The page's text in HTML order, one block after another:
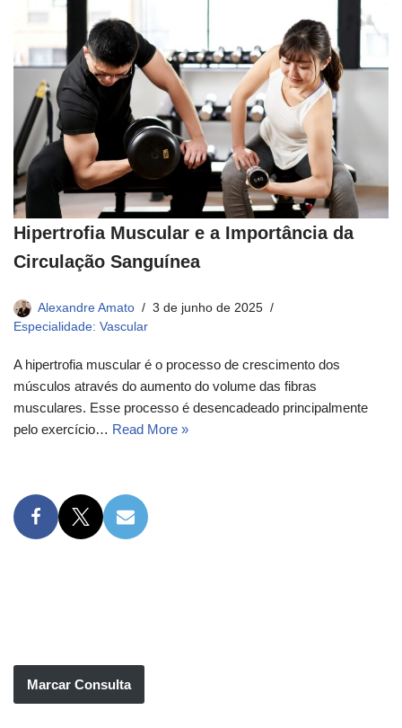
Hipertrofia Muscular e a Importância da
Circulação Sanguínea
Alexandre Amato
3 de junho de 2025
Especialidade: Vascular
A hipertrofia muscular é o processo de crescimento dos
músculos através do aumento do volume das fibras
musculares. Esse processo é desencadeado principalmente
pelo exercício… Read More »
Marcar Consulta